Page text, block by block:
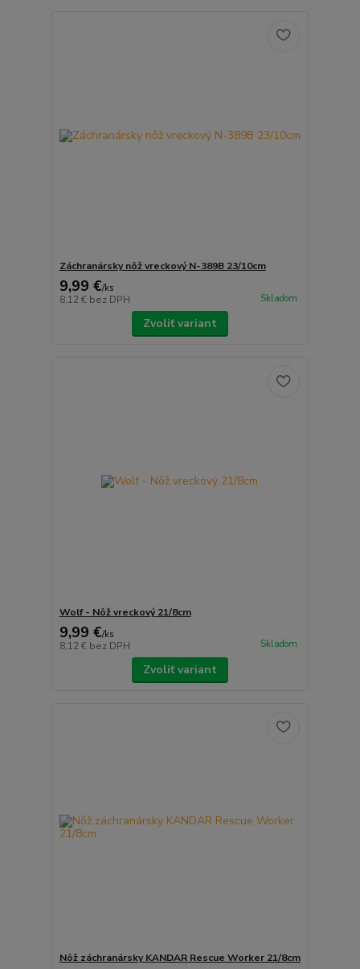
Záchranársky nôž vreckový N-389B 23/10cm
9,99 €/ks
8,12 € bez DPH Skladom
Zvoliť variant
Wolf - Nôž vreckový 21/8cm
9,99 €/ks
8,12 € bez DPH Skladom
Zvoliť variant
Nôž záchranársky KANDAR Rescue Worker 21/8cm